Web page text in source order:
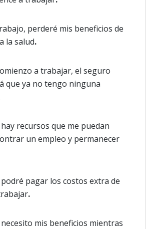
perderé mis beneficios de
la salud.
a trabajar, el seguro
que ya no tengo ninguna
recursos que me puedan
un empleo y permanecer
pagar los costos extra de
.
mis beneficios mientras